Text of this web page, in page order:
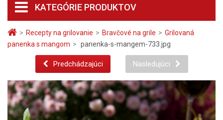
> Recepty na grilovanie > Bravčové na grile > Grilovaná
panenka s mangom > panenka-s-mangem-733.jpg
Predchádzajúci Nasledujúci
KATEGÓRIE PRODUKTOV